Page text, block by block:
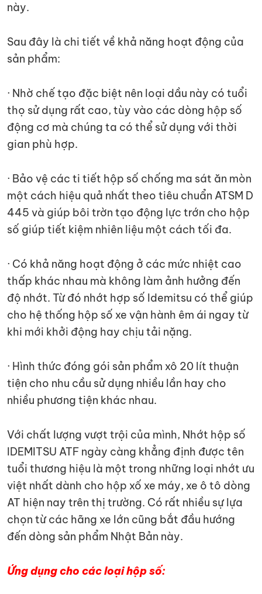
này.
Sau đây là chi tiết về khả năng hoạt động của
sản phẩm:
· Nhờ chế tạo đặc biệt nên loại dầu này có tuổi
thọ sử dụng rất cao, tùy vào các dòng hộp số
động cơ mà chúng ta có thể sử dụng với thời
gian phù hợp.
· Bảo vệ các ti tiết hộp số chống ma sát ăn mòn
một cách hiệu quả nhất theo tiêu chuẩn ATSM D
445 và giúp bôi trờn tạo động lực trớn cho hộp
số giúp tiết kiệm nhiên liệu một cách tối đa.
· Có khả năng hoạt động ở các mức nhiệt cao
thấp khác nhau mà không làm ảnh hưởng đến
độ nhớt. Từ đó nhớt hợp số Idemitsu có thể giúp
cho hệ thống hộp số xe vận hành êm ái ngay từ
khi mới khởi động hay chịu tải nặng.
· Hình thức đóng gói sản phẩm xô 20 lít thuận
tiện cho nhu cầu sử dụng nhiều lần hay cho
nhiều phương tiện khác nhau.
Với chất lượng vượt trội của mình, Nhớt hộp số
IDEMITSU ATF ngày càng khẳng định được tên
tuổi thương hiệu là một trong những loại nhớt ưu
việt nhất dành cho hộp xố xe máy, xe ô tô dòng
AT hiện nay trên thị trường. Có rất nhiều sự lựa
chọn từ các hãng xe lớn cũng bắt đầu hướng
đến dòng sản phẩm Nhật Bản này.
Ứng dụng cho các loại hộp số: